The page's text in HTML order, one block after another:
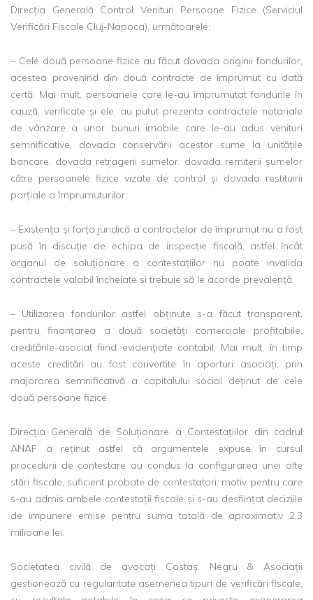
Direcția Generală Control Venituri Persoane Fizice (Serviciul
Verificări Fiscale Cluj-Napoca), următoarele:
– Cele două persoane fizice au făcut dovada originii fondurilor,
acestea provenind din două contracte de împrumut cu dată
certă. Mai mult, persoanele care le-au împrumutat fondurile în
cauză, verificate și ele, au putut prezenta contractele notariale
de vânzare a unor bunuri imobile care le-au adus venituri
semnificative, dovada conservării acestor sume la unitățile
bancare, dovada retragerii sumelor, dovada remiterii sumelor
către persoanele fizice vizate de control și dovada restituirii
parțiale a împrumuturilor.
– Existența și forța juridică a contractelor de împrumut nu a fost
pusă în discuție de echipa de inspecție fiscală, astfel încât
organul de soluționare a contestațiilor nu poate invalida
contractele valabil încheiate și trebuie să le acorde prevalență.
– Utilizarea fondurilor astfel obținute s-a făcut transparent,
pentru finanțarea a două societăți comerciale profitabile,
creditările-asociat fiind evidențiate contabil. Mai mult, în timp
aceste creditări au fost convertite în aporturi asociați, prin
majorarea semnificativă a capitalului social deținut de cele
două persoane fizice.
Direcția Generală de Soluționare a Contestațiilor din cadrul
ANAF a reținut astfel că argumentele expuse în cursul
procedurii de contestare au condus la configurarea unei alte
stări fiscale, suficient probate de contestatori, motiv pentru care
s-au admis ambele contestații fiscale și s-au desființat deciziile
de impunere emise pentru suma totală de aproximativ 2,3
milioane lei.
Societatea civilă de avocați Costaș, Negru & Asociații
gestionează cu regularitate asemenea tipuri de verificări fiscale,